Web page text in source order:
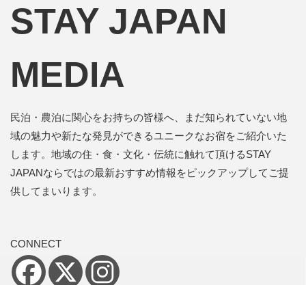
STAY JAPAN
MEDIA
民泊・農泊に関心をお持ちの皆様へ、まだ知られていない地
域の魅力や新たな発見ができるユニークなお宿をご紹介いた
します。地域の住・食・文化・伝統に触れて頂けるSTAY
JAPANならではの最新おすすめ情報をピックアップしてご提
供してまいります。
CONNECT